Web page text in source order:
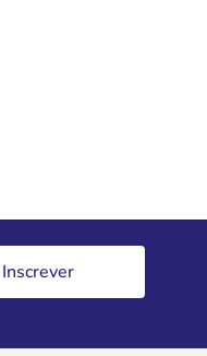
Inscrever